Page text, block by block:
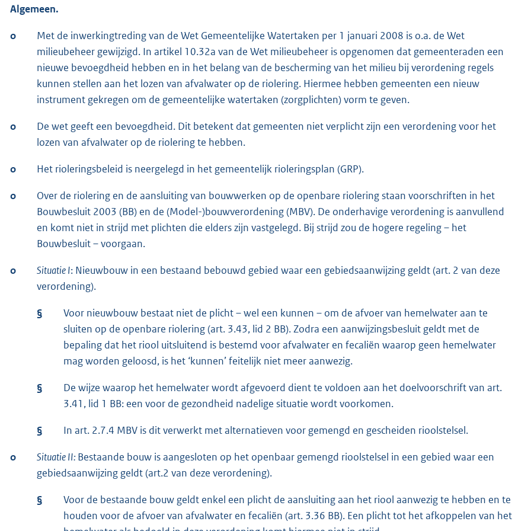
Algemeen.
o
Met de inwerkingtreding van de Wet Gemeentelijke Watertaken per 1 januari 2008 is o.a. de Wet
milieubeheer gewijzigd. In artikel 10.32a van de Wet milieubeheer is opgenomen dat gemeenteraden een
nieuwe bevoegdheid hebben en in het belang van de bescherming van het milieu bij verordening regels
kunnen stellen aan het lozen van afvalwater op de riolering. Hiermee hebben gemeenten een nieuw
instrument gekregen om de gemeentelijke watertaken (zorgplichten) vorm te geven.
o
De wet geeft een bevoegdheid. Dit betekent dat gemeenten niet verplicht zijn een verordening voor het
lozen van afvalwater op de riolering te hebben.
o Het rioleringsbeleid is neergelegd in het gemeentelijk rioleringsplan (GRP).
o
Over de riolering en de aansluiting van bouwwerken op de openbare riolering staan voorschriften in het
Bouwbesluit 2003 (BB) en de (Model-)bouwverordening (MBV). De onderhavige verordening is aanvullend
en komt niet in strijd met plichten die elders zijn vastgelegd. Bij strijd zou de hogere regeling – het
Bouwbesluit – voorgaan.
o Situatie I: Nieuwbouw in een bestaand bebouwd gebied waar een gebiedsaanwijzing geldt (art. 2 van deze
verordening).
§
Voor nieuwbouw bestaat niet de plicht – wel een kunnen – om de afvoer van hemelwater aan te
sluiten op de openbare riolering (art. 3.43, lid 2 BB). Zodra een aanwijzingsbesluit geldt met de
bepaling dat het riool uitsluitend is bestemd voor afvalwater en fecaliën waarop geen hemelwater
mag worden geloosd, is het ‘kunnen’ feitelijk niet meer aanwezig.
§
De wijze waarop het hemelwater wordt afgevoerd dient te voldoen aan het doelvoorschrift van art.
3.41, lid 1 BB: een voor de gezondheid nadelige situatie wordt voorkomen.
§ In art. 2.7.4 MBV is dit verwerkt met alternatieven voor gemengd en gescheiden rioolstelsel.
o Situatie II: Bestaande bouw is aangesloten op het openbaar gemengd rioolstelsel in een gebied waar een
gebiedsaanwijzing geldt (art.2 van deze verordening).
§
Voor de bestaande bouw geldt enkel een plicht de aansluiting aan het riool aanwezig te hebben en te
houden voor de afvoer van afvalwater en fecaliën (art. 3.36 BB). Een plicht tot het afkoppelen van het